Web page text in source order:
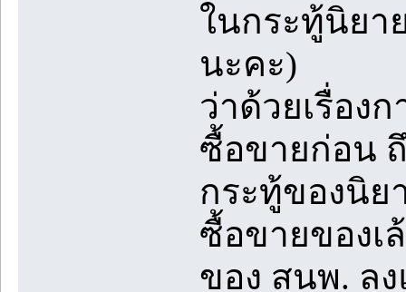
ในกระทู้นิยา
นะคะ)
ว่าด้วยเรื่อง
ซื้อขายก่อน
กระทู้ของนิ
ซื้อขายของเ
ของ สนพ. ล